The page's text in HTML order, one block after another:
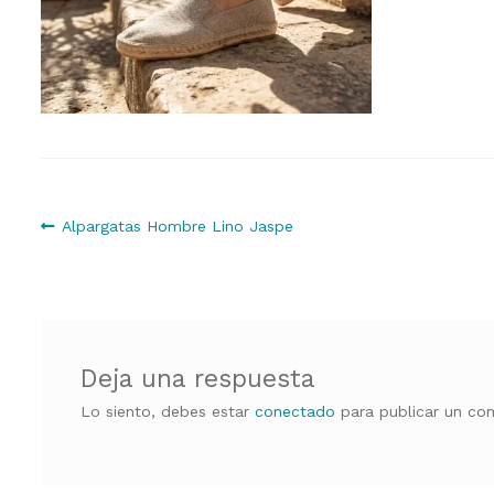
Navegación
Anterior:
Alpargatas Hombre Lino Jaspe
Deja una respuesta
Lo siento, debes estarconectado para publicar un